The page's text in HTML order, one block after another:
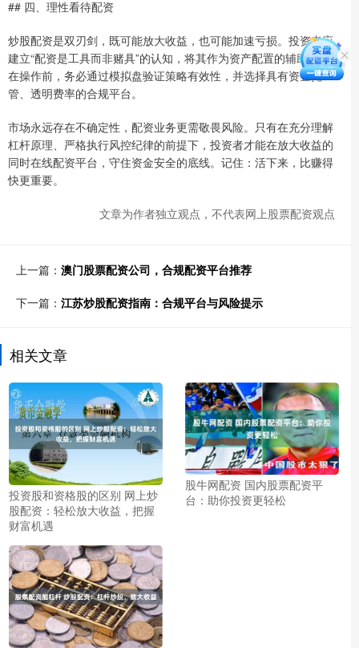
## 四、理性看待配资
炒股配资是双刃剑，既可能放大收益，也可能加速亏损。投资者应
建立“配资是工具而非赌具”的认知，将其作为资产配置的辅助手段。
在操作前，务必通过模拟盘验证策略有效性，并选择具有资金托
管、透明费率的合规平台。
市场永远存在不确定性，配资业务更需敬畏风险。只有在充分理解
杠杆原理、严格执行风控纪律的前提下，投资者才能在放大收益的
同时在线配资平台，守住资金安全的底线。记住：活下来，比赚得
快更重要。
文章为作者独立观点，不代表网上股票配资观点
上一篇： 澳门股票配资公司，合规配资平台推荐
下一篇： 江苏炒股配资指南：合规平台与风险提示
相关文章
投资股和资格股的区别 网上炒
股配资：轻松放大收益，把握
财富机遇
股牛网配资 国内股票配资平
台：助你投资更轻松